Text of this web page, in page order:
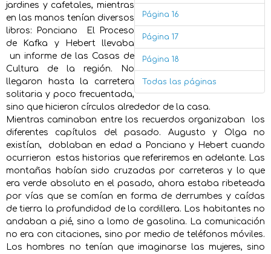
Página 16
Página 17
Página 18
Todas las páginas
jardines y cafetales, mientras
en las manos tenían diversos
libros: Ponciano El Proceso
de Kafka y Hebert llevaba
un informe de las Casas de
Cultura de la región. No
llegaron hasta la carretera
solitaria y poco frecuentada,
sino que hicieron círculos alrededor de la casa.
Mientras caminaban entre los recuerdos organizaban los
diferentes capítulos del pasado. Augusto y Olga no
existían, doblaban en edad a Ponciano y Hebert cuando
ocurrieron estas historias que referiremos en adelante. Las
montañas habían sido cruzadas por carreteras y lo que
era verde absoluto en el pasado, ahora estaba ribeteada
por vías que se comían en forma de derrumbes y caídas
de tierra la profundidad de la cordillera. Los habitantes no
andaban a pié, sino a lomo de gasolina. La comunicación
no era con citaciones, sino por medio de teléfonos móviles.
Los hombres no tenían que imaginarse las mujeres, sino